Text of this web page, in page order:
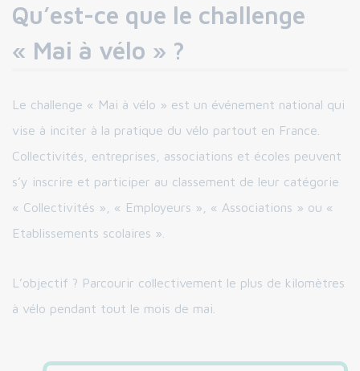
Qu’est-ce que le challenge
« Mai à vélo » ?
Le challenge « Mai à vélo » est un événement national qui
vise à inciter à la pratique du vélo partout en France.
Collectivités, entreprises, associations et écoles peuvent
s’y inscrire et participer au classement de leur catégorie
« Collectivités », « Employeurs », « Associations » ou «
Etablissements scolaires ».
L’objectif ? Parcourir collectivement le plus de kilomètres
à vélo pendant tout le mois de mai.